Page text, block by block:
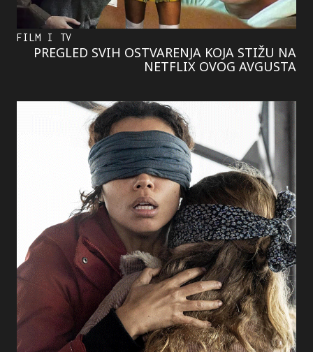
FILM I TV
PREGLED SVIH OSTVARENJA KOJA STIŽU NA
NETFLIX OVOG AVGUSTA